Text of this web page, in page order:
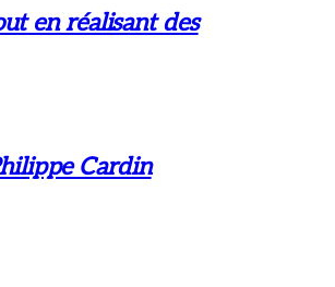
en réalisant des
Cardin